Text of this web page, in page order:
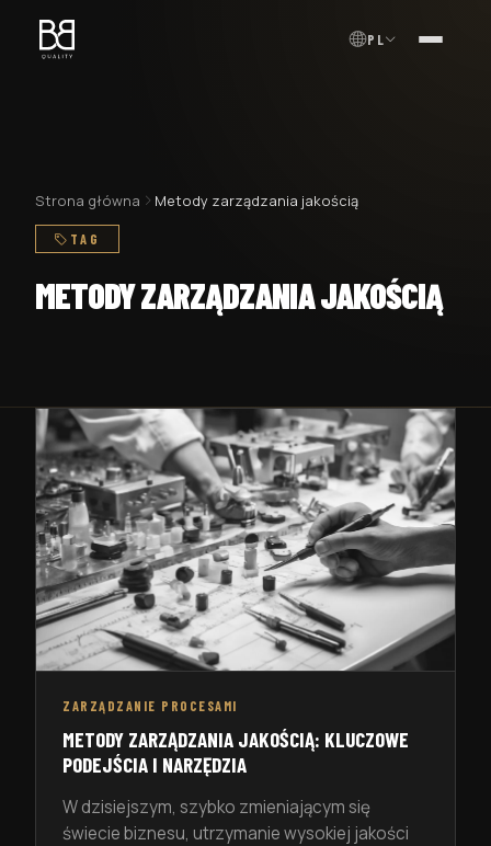
PL MENU
Strona główna Metody zarządzania jakością
TAG
METODY ZARZĄDZANIA JAKOŚCIĄ
ZARZĄDZANIE PROCESAMI
METODY ZARZĄDZANIA JAKOŚCIĄ: KLUCZOWE
PODEJŚCIA I NARZĘDZIA
W dzisiejszym, szybko zmieniającym się
świecie biznesu, utrzymanie wysokiej jakości